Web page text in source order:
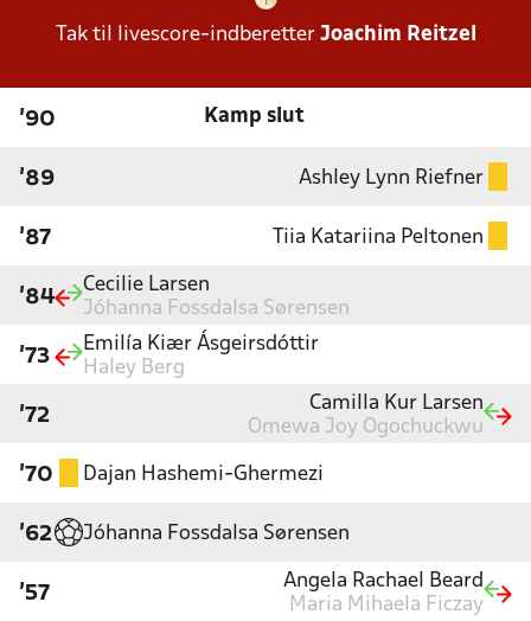
Tak til livescore-indberetter Joachim Reitzel
'90 Kamp slut
'89 Ashley Lynn Riefner
'87 Tiia Katariina Peltonen
'84
Cecilie Larsen
Jóhanna Fossdalsa Sørensen
'73
Emilía Kiær Ásgeirsdóttir
Haley Berg
'72
Camilla Kur Larsen
Omewa Joy Ogochuckwu
'70 Dajan Hashemi-Ghermezi
'62 Jóhanna Fossdalsa Sørensen
'57
Angela Rachael Beard
Maria Mihaela Ficzay